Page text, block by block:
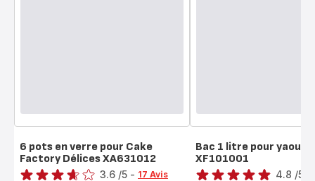
6 pots en verre pour Cake
Factory Délices XA631012
Note
3.6 /5 - 17 Avis
Bac 1 litre pour yaourt
XF101001
Note
4.8 /5